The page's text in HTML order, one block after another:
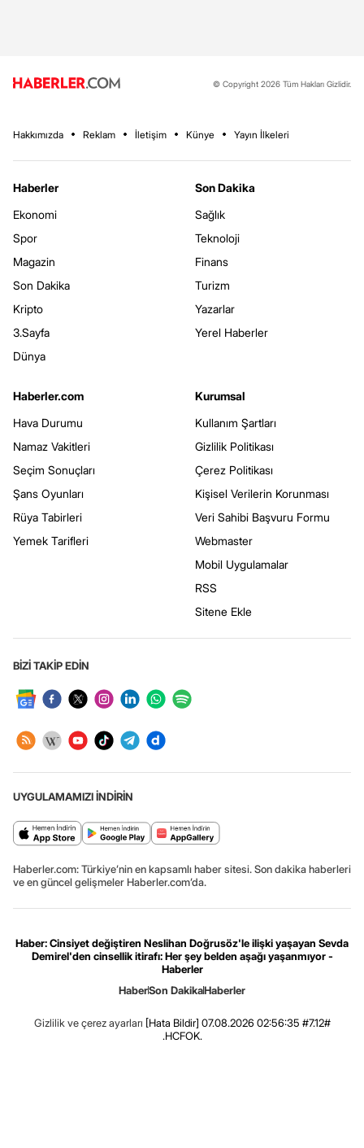
© Copyright 2026 Tüm Hakları Gizlidir.
Hakkımızda Reklam İletişim Künye Yayın İlkeleri
Haberler
Ekonomi
Spor
Magazin
Son Dakika
Kripto
3.Sayfa
Dünya
Son Dakika
Sağlık
Teknoloji
Finans
Turizm
Yazarlar
Yerel Haberler
Haberler.com
Hava Durumu
Namaz Vakitleri
Seçim Sonuçları
Şans Oyunları
Rüya Tabirleri
Yemek Tarifleri
Kurumsal
Kullanım Şartları
Gizlilik Politikası
Çerez Politikası
Kişisel Verilerin Korunması
Veri Sahibi Başvuru Formu
Webmaster
Mobil Uygulamalar
RSS
Sitene Ekle
BİZİ TAKİP EDİN
UYGULAMAMIZI İNDİRİN
Haberler.com: Türkiye’nin en kapsamlı haber sitesi. Son dakika haberleri
ve en güncel gelişmeler Haberler.com’da.
Haber: Cinsiyet değiştiren Neslihan Doğrusöz'le ilişki yaşayan Sevda
Demirel'den cinsellik itirafı: Her şey belden aşağı yaşanmıyor -
Haberler
HaberSon DakikaHaberler
Gizlilik ve çerez ayarları [Hata Bildir] 07.08.2026 02:56:35 #7.12#
.HCFOK.